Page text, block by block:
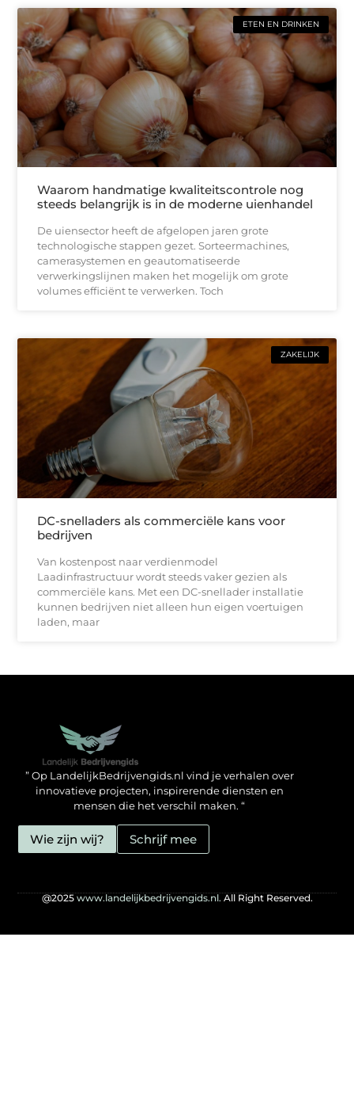
ETEN EN DRINKEN
Waarom handmatige kwaliteitscontrole nog
steeds belangrijk is in de moderne uienhandel
De uiensector heeft de afgelopen jaren grote
technologische stappen gezet. Sorteermachines,
camerasystemen en geautomatiseerde
verwerkingslijnen maken het mogelijk om grote
volumes efficiënt te verwerken. Toch
ZAKELIJK
DC-snelladers als commerciële kans voor
bedrijven
Van kostenpost naar verdienmodel
Laadinfrastructuur wordt steeds vaker gezien als
commerciële kans. Met een DC-snellader installatie
kunnen bedrijven niet alleen hun eigen voertuigen
laden, maar
” Op LandelijkBedrijvengids.nl vind je verhalen over
innovatieve projecten, inspirerende diensten en
mensen die het verschil maken. “
Wie zijn wij? Schrijf mee
@2025www.landelijkbedrijvengids.nl.All Right Reserved.